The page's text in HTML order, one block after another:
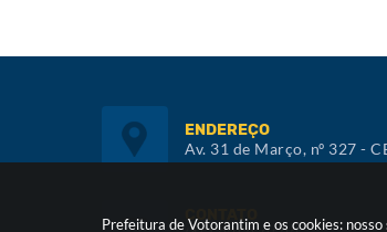
Prefeitura de Votorantim e os cookies:
ENDEREÇO
Av. 31 de Março, nº 327 -
CONTATO